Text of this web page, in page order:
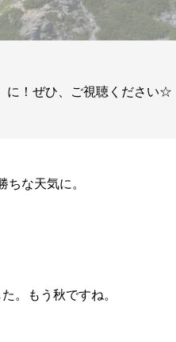
に！ぜひ、ご視聴ください☆
な天気に。
。もう秋ですね。